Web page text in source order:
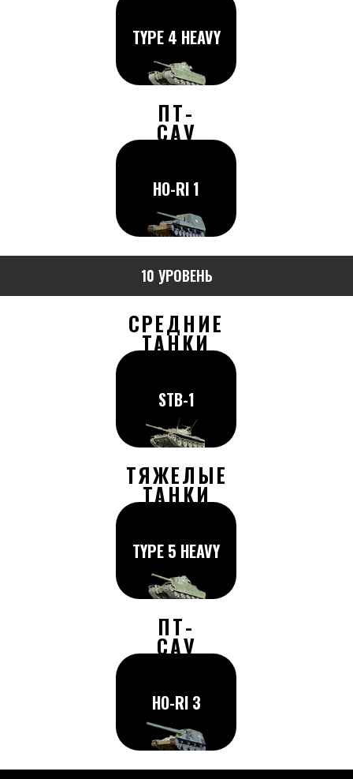
TYPE 4 HEAVY
ПТ-
САУ
HO-RI 1
10 УРОВЕНЬ
СРЕДНИЕ
ТАНКИ
STB-1
ТЯЖЕЛЫЕ
ТАНКИ
TYPE 5 HEAVY
ПТ-
САУ
HO-RI 3